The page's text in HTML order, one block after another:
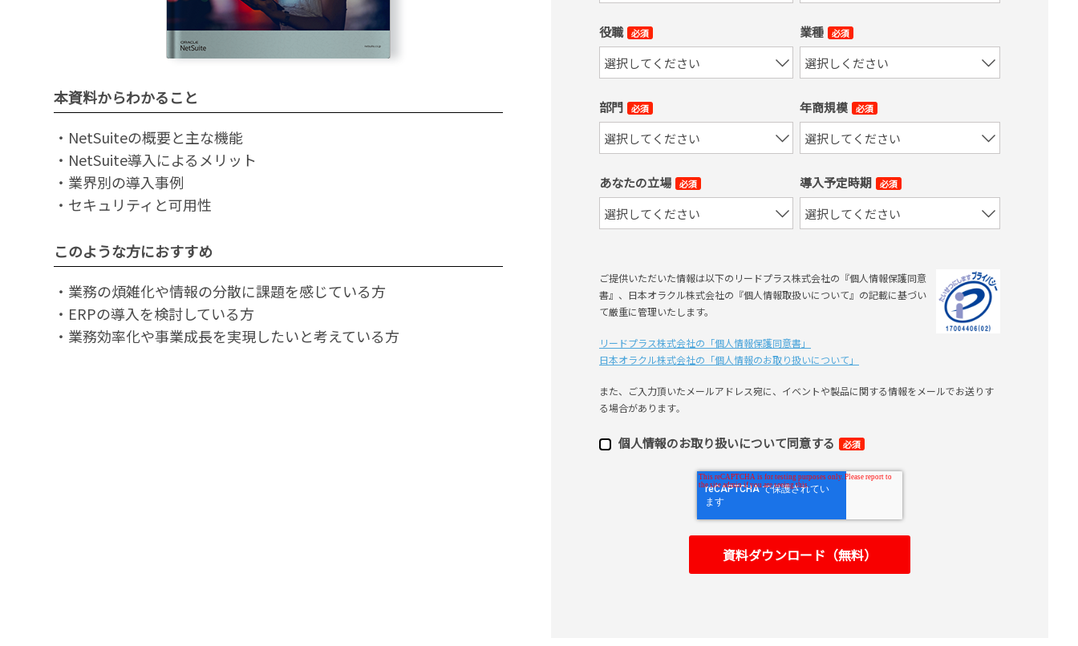
本資料からわかること
・NetSuiteの概要と主な機能
・NetSuite導入によるメリット
・業界別の導入事例
・セキュリティと可用性
このような方におすすめ
・業務の煩雑化や情報の分散に課題を感じている方
・ERPの導入を検討している方
・業務効率化や事業成長を実現したいと考えている方
役職 必須 業種 必須
部門 必須 年商規模 必須
あなたの立場 必須 導入予定時期 必須
ご提供いただいた情報は以下のリードプラス株式会社の『個人情報保護同意
書』、日本オラクル株式会社の『個人情報取扱いについて』の記載に基づい
て厳重に管理いたします。
リードプラス株式会社の「個⼈情報保護同意書」
日本オラクル株式会社の「個⼈情報のお取り扱いについて」
また、ご⼊⼒頂いたメールアドレス宛に、イベントや製品に関する情報をメールでお送りす
る場合があります。
個⼈情報のお取り扱いについて同意する 必須